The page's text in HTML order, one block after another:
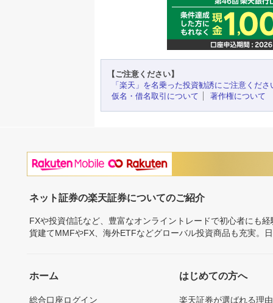
【ご注意ください】
「楽天」を名乗った投資勧誘にご注意くださ
仮名・借名取引について
著作権について
ネット証券の楽天証券についてのご紹介
FXや投資信託など、豊富なオンライントレードで初心者にも
貨建てMMFやFX、海外ETFなどグローバル投資商品も充実。
ホーム
総合口座ログイン
はじめての方へ
楽天証券が選ばれる理由